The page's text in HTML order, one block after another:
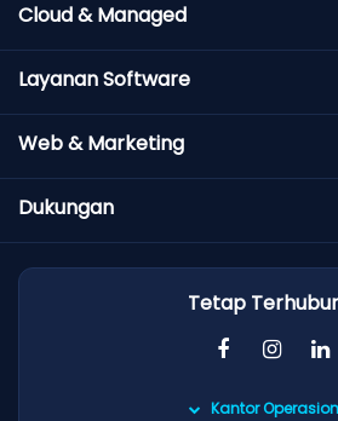
Cloud & Managed
Layanan Software
Web & Marketing
Dukungan
Tetap
Kantor